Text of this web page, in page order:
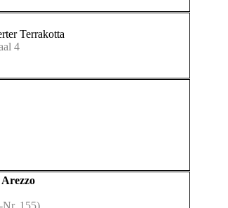
Terrakotta
4
Nr. 155)